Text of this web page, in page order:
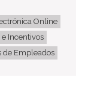
Online
e Incentivos
de Empleados